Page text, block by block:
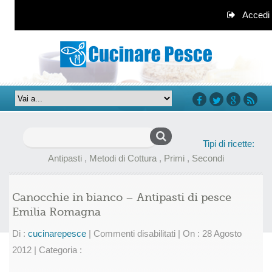
Accedi
Tipi di ricette:
Antipasti , Metodi di Cottura , Primi , Secondi
Canocchie in bianco – Antipasti di pesce
Emilia Romagna
Di : cucinarepesce | Commenti disabilitatisu
| On : 28 Agosto
2012 | Categoria :